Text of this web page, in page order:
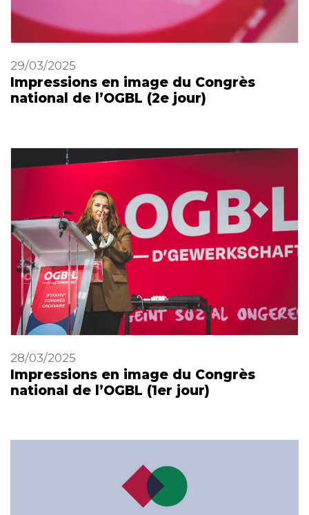
29/03/2025
Impressions en image du Congrès
national de l’OGBL (2e jour)
28/03/2025
Impressions en image du Congrès
national de l’OGBL (1er jour)